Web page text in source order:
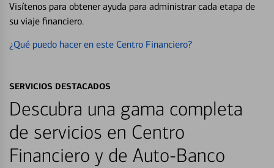
Visítenos para obtener ayuda para administrar cada etapa de
su viaje financiero.
¿Qué puedo hacer en este Centro Financiero?
SERVICIOS DESTACADOS
Descubra una gama completa
de servicios en Centro
Financiero y de Auto-Banco